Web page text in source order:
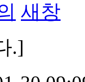
새창
.]